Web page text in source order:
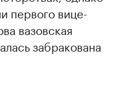
первого вице-
вазовская
забракована